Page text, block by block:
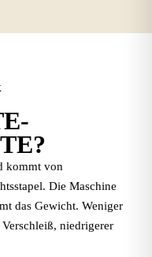
kommt von
Die Maschine
das Gewicht. Weniger
niedrigerer